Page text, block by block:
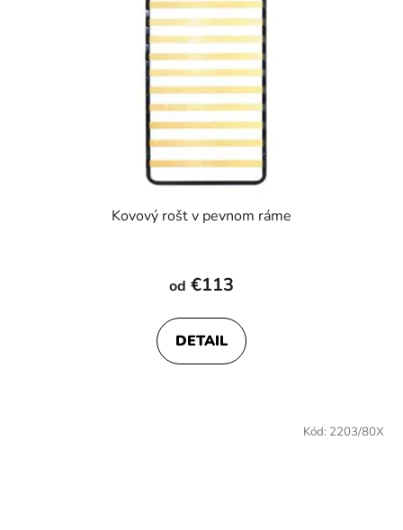
Kovový rošt v pevnom ráme
od €113
DETAIL
Kód: 2203/80X